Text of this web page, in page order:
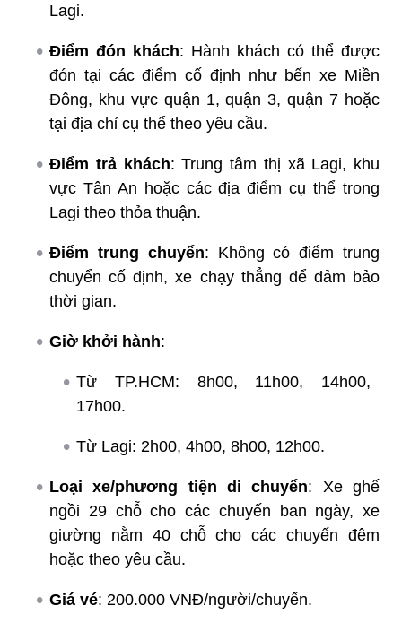
Lagi.
Điểm đón khách: Hành khách có thể được
đón tại các điểm cố định như bến xe Miền
Đông, khu vực quận 1, quận 3, quận 7 hoặc
tại địa chỉ cụ thể theo yêu cầu.
Điểm trả khách: Trung tâm thị xã Lagi, khu
vực Tân An hoặc các địa điểm cụ thể trong
Lagi theo thỏa thuận.
Điểm trung chuyển: Không có điểm trung
chuyển cố định, xe chạy thẳng để đảm bảo
thời gian.
Giờ khởi hành:
Từ TP.HCM: 8h00, 11h00, 14h00,
17h00.
Từ Lagi: 2h00, 4h00, 8h00, 12h00.
Loại xe/phương tiện di chuyển: Xe ghế
ngồi 29 chỗ cho các chuyến ban ngày, xe
giường nằm 40 chỗ cho các chuyến đêm
hoặc theo yêu cầu.
Giá vé: 200.000 VNĐ/người/chuyến.